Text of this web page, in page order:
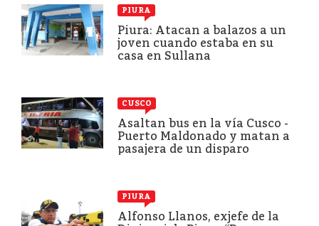
PIURA
Piura: Atacan a balazos a un
joven cuando estaba en su
casa en Sullana
CUSCO
Asaltan bus en la vía Cusco -
Puerto Maldonado y matan a
pasajera de un disparo
PIURA
Alfonso Llanos, exjefe de la